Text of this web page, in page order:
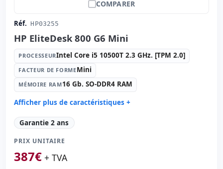
COMPARER
Réf. HP03255
HP EliteDesk 800 G6 Mini
PROCESSEURIntel Core i5 10500T 2.3 GHz. [TPM 2.0]
FACTEUR DE FORMEMini
MÉMOIRE RAM16 Gb. SO-DDR4 RAM
Afficher plus de caractéristiques +
Processeur: Intel Core i5 10500T 2.3 GHz. [TPM 2.0]
Facteur de forme:
Mémoire RAM:
Disque dur: 256 Gb. SSD M2
Garantie 2 ans
PRIX UNITAIRE
387€ + TVA